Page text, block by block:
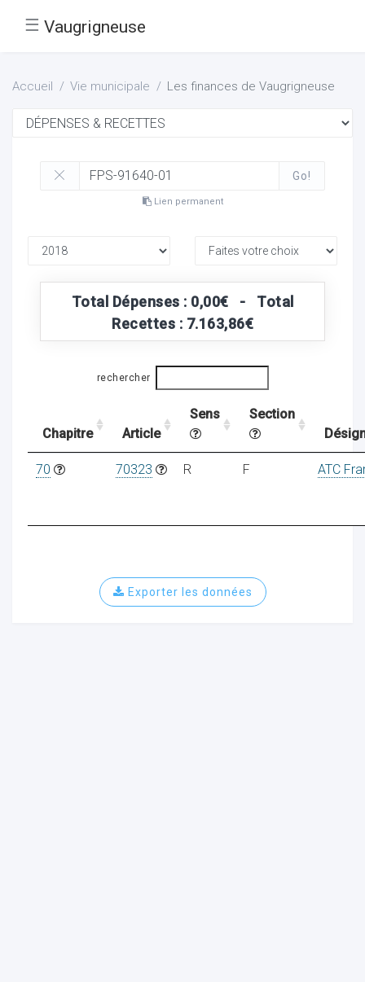
☰ Vaugrigneuse
Accueil Vie municipale Les finances de Vaugrigneuse
Go!
Lien permanent
Total Dépenses : 0,00€ - Total
Recettes : 7.163,86€
rechercher
Chapitre Article
Sens
Section
70 70323 R F ATC
Exporter les données